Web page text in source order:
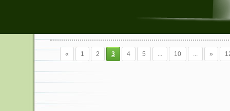
« 1 2 3 4 5 ... 10 ... »